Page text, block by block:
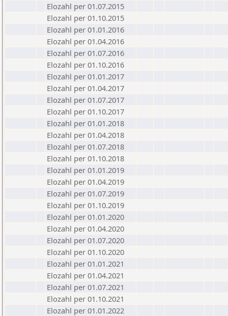
Elozahl per 01.07.2015
Elozahl per 01.10.2015
Elozahl per 01.01.2016
Elozahl per 01.04.2016
Elozahl per 01.07.2016
Elozahl per 01.10.2016
Elozahl per 01.01.2017
Elozahl per 01.04.2017
Elozahl per 01.07.2017
Elozahl per 01.10.2017
Elozahl per 01.01.2018
Elozahl per 01.04.2018
Elozahl per 01.07.2018
Elozahl per 01.10.2018
Elozahl per 01.01.2019
Elozahl per 01.04.2019
Elozahl per 01.07.2019
Elozahl per 01.10.2019
Elozahl per 01.01.2020
Elozahl per 01.04.2020
Elozahl per 01.07.2020
Elozahl per 01.10.2020
Elozahl per 01.01.2021
Elozahl per 01.04.2021
Elozahl per 01.07.2021
Elozahl per 01.10.2021
Elozahl per 01.01.2022